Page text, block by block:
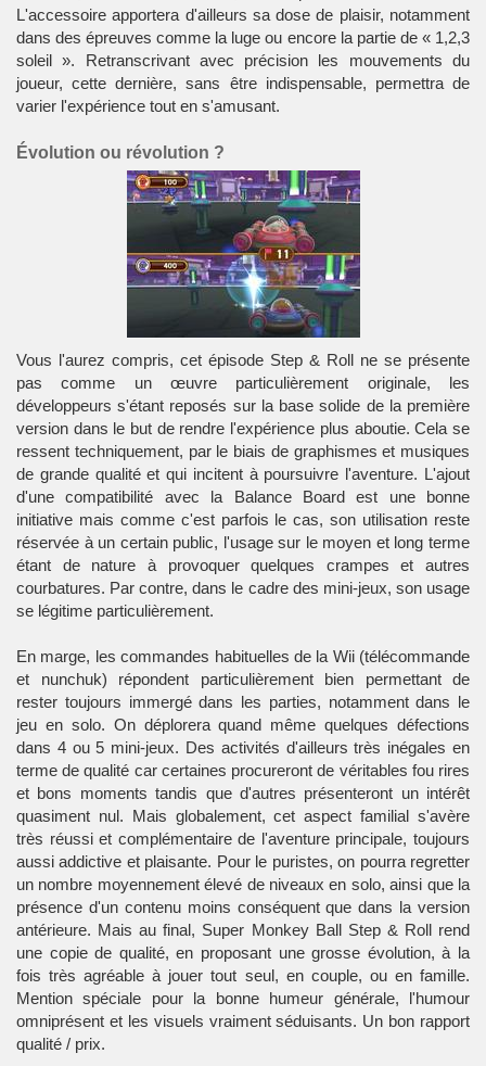
L'accessoire apportera d'ailleurs sa dose de plaisir, notamment
dans des épreuves comme la luge ou encore la partie de « 1,2,3
soleil ». Retranscrivant avec précision les mouvements du
joueur, cette dernière, sans être indispensable, permettra de
varier l'expérience tout en s'amusant.
Évolution ou révolution ?
Vous l'aurez compris, cet épisode Step & Roll ne se présente
pas comme un œuvre particulièrement originale, les
développeurs s'étant reposés sur la base solide de la première
version dans le but de rendre l'expérience plus aboutie. Cela se
ressent techniquement, par le biais de graphismes et musiques
de grande qualité et qui incitent à poursuivre l'aventure. L'ajout
d'une compatibilité avec la Balance Board est une bonne
initiative mais comme c'est parfois le cas, son utilisation reste
réservée à un certain public, l'usage sur le moyen et long terme
étant de nature à provoquer quelques crampes et autres
courbatures. Par contre, dans le cadre des mini-jeux, son usage
se légitime particulièrement.
En marge, les commandes habituelles de la Wii (télécommande
et nunchuk) répondent particulièrement bien permettant de
rester toujours immergé dans les parties, notamment dans le
jeu en solo. On déplorera quand même quelques défections
dans 4 ou 5 mini-jeux. Des activités d'ailleurs très inégales en
terme de qualité car certaines procureront de véritables fou rires
et bons moments tandis que d'autres présenteront un intérêt
quasiment nul. Mais globalement, cet aspect familial s'avère
très réussi et complémentaire de l'aventure principale, toujours
aussi addictive et plaisante. Pour le puristes, on pourra regretter
un nombre moyennement élevé de niveaux en solo, ainsi que la
présence d'un contenu moins conséquent que dans la version
antérieure. Mais au final, Super Monkey Ball Step & Roll rend
une copie de qualité, en proposant une grosse évolution, à la
fois très agréable à jouer tout seul, en couple, ou en famille.
Mention spéciale pour la bonne humeur générale, l'humour
omniprésent et les visuels vraiment séduisants. Un bon rapport
qualité / prix.